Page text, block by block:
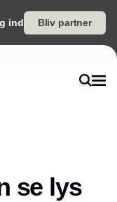
ind Bliv partner
se lys